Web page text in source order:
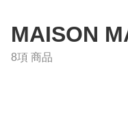
MAISON
8項 商品